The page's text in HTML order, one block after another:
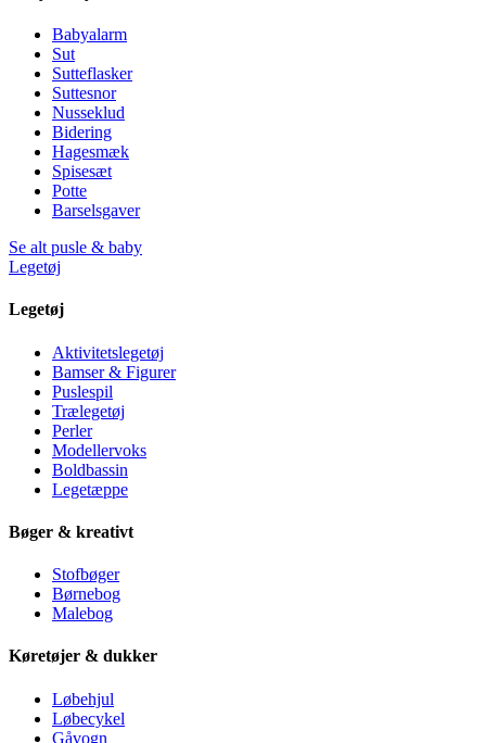
Babyalarm
Sut
Sutteflasker
Suttesnor
Nusseklud
Bidering
Hagesmæk
Spisesæt
Potte
Barselsgaver
Se alt pusle & baby
Legetøj
Legetøj
Aktivitetslegetøj
Bamser & Figurer
Puslespil
Trælegetøj
Perler
Modellervoks
Boldbassin
Legetæppe
Bøger & kreativt
Stofbøger
Børnebog
Malebog
Køretøjer & dukker
Løbehjul
Løbecykel
Gåvogn